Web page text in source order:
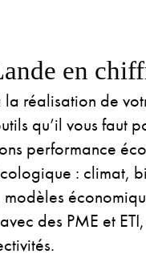
en
la réalisation de
qu’il vous faut
performance
: climat,
modèles
des PME et